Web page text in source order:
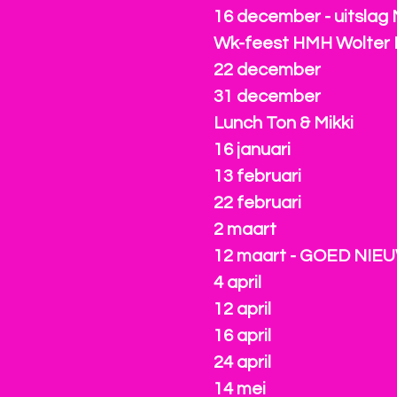
16 december - uitslag
Wk-feest HMH Wolter
22 december
31 december
Lunch Ton & Mikki
16 januari
13 februari
22 februari
2 maart
12 maart - GOED
4 april
12 april
16 april
24 april
14 mei